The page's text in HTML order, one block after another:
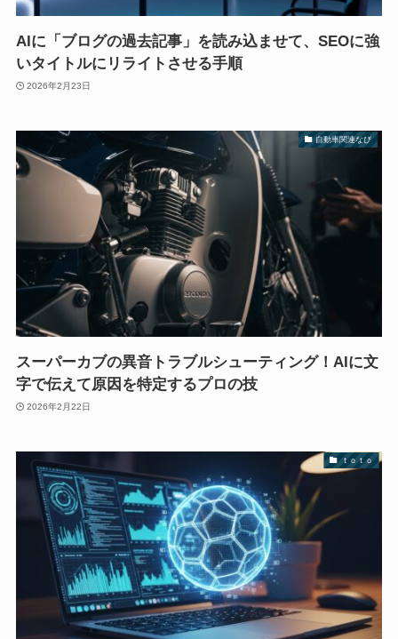
AIに「ブログの過去記事」を読み込ませて、SEOに強
いタイトルにリライトさせる手順
2026年2月23日
自動車関連なび
スーパーカブの異音トラブルシューティング！AIに文
字で伝えて原因を特定するプロの技
2026年2月22日
ｔｏｔｏ